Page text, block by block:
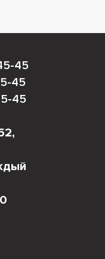
45
45
45